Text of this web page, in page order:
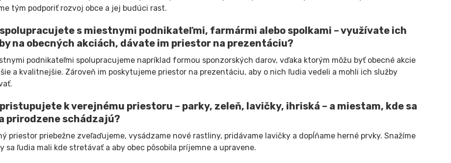
tým podporiť rozvoj obce a jej budúci rast.
s miestnymi podnikateľmi, farmármi alebo spolkami – využívate ich
na obecných akciách, dávate im priestor na prezentáciu?
podnikateľmi spolupracujeme napríklad formou sponzorských darov, vďaka ktorým môžu byť obecné akcie
a kvalitnejšie. Zároveň im poskytujeme priestor na prezentáciu, aby o nich ľudia vedeli a mohli ich služby
k verejnému priestoru – parky, zeleň, lavičky, ihriská – a miestam, kde sa
prirodzene schádzajú?
priestor priebežne zveľaďujeme, vysádzame nové rastliny, pridávame lavičky a dopĺňame herné prvky. Snažíme
sa ľudia mali kde stretávať a aby obec pôsobila príjemne a upravene.